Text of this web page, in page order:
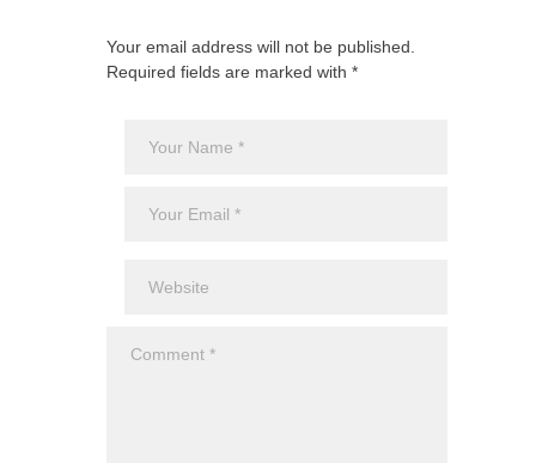
Your email address will not be published.
Required fields are marked with *